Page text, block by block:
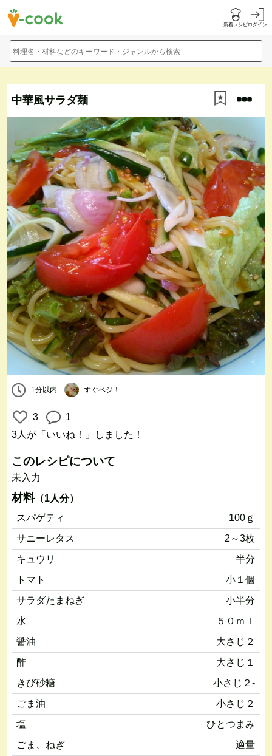
新着レシピログイン
料理名・材料などのキーワード・ジャンルから検索
中華風サラダ麺
1分以内 すぐベジ！
3
1
3人 が「いいね！」しました！
このレシピについて
未入力
材料（1人分）
スパゲティ
100ｇ
サニーレタス
2～3枚
キュウリ
半分
トマト
小１個
サラダたまねぎ
小半分
水
５０ｍｌ
醤油
大さじ２
酢
大さじ１
きび砂糖
小さじ２-
ごま油
小さじ２
塩
ひとつまみ
ごま、ねぎ
適量